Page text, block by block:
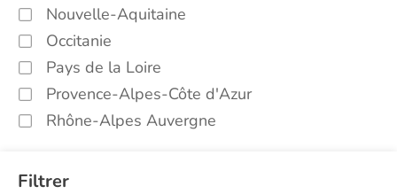
Nouvelle-Aquitaine
Occitanie
Pays de la Loire
Provence-Alpes-Côte d'Azur
Rhône-Alpes Auvergne
Filtrer